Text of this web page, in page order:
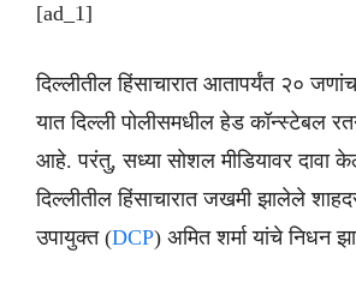
[ad_1]
दिल्लीतील हिंसाचारात आतापर्यंत २०
यात दिल्ली पोलीसमधील हेड कॉन्स्टेबल
आहे. परंतु, सध्या सोशल मीडियावर दावा
दिल्लीतील हिंसाचारात जखमी झालेले
उपायुक्त (DCP) अमित शर्मा यांचे निधन